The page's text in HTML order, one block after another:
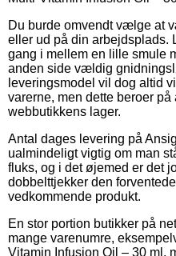
Du burde omvendt vælge at
eller ud på din arbejdsplads.
gang i mellem en lille smule
anden side vældig
leveringsmodel vil dog altid
varerne, men dette beroer
webbutikkens lager.
Antal dages levering på
ualmindeligt vigtig om man
fluks, og i det øjemed er det
dobbelttjekker den
vedkommende produkt.
En stor portion butikker på
mange varenumre,
Vitamin Infusion Oil – 30 ml,